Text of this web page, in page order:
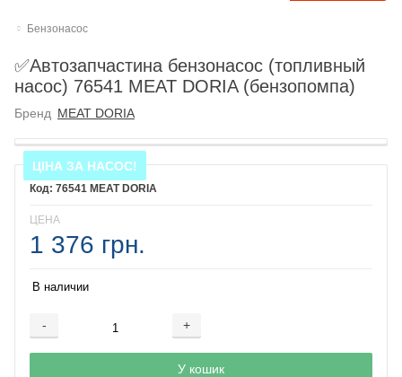
Бензонасос
✅Автозапчастина бензонасос (топливный
насос) 76541 MEAT DORIA (бензопомпа)
Бренд MEAT DORIA
ЦІНА ЗА НАСОС!
76541 MEAT DORIA
ЦЕНА
1 376 грн.
В наличии
- +
Добавляется...
У кошик
Добавлен